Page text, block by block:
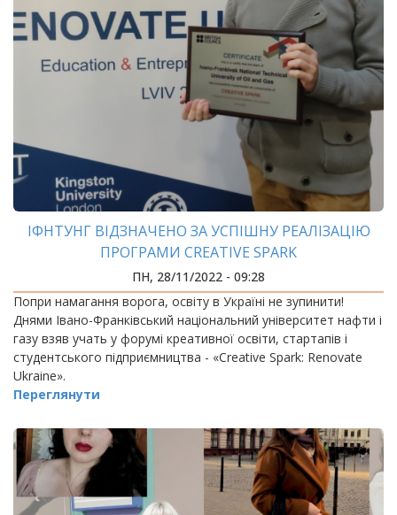
ІФНТУНГ ВІДЗНАЧЕНО ЗА УСПІШНУ РЕАЛІЗАЦІЮ
ПРОГРАМИ CREATIVE SPARK
ПН, 28/11/2022 - 09:28
Попри намагання ворога, освіту в Україні не зупинити!
Днями Івано-Франківський національний університет нафти і
газу взяв учать у форумі креативної освіти, стартапів і
студентського підприємництва - «Creative Spark: Renovate
Ukraine».
Переглянути